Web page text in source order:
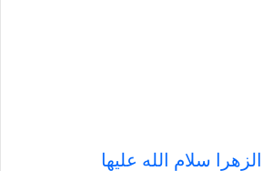
سلام الله علیها